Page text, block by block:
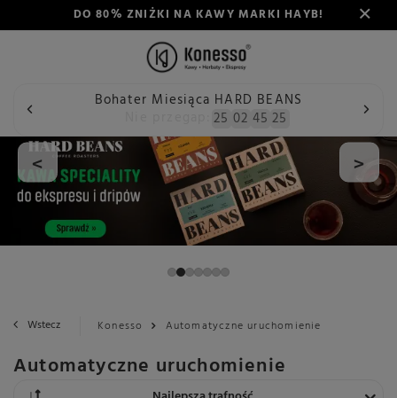
DO 80% ZNIŻKI NA KAWY MARKI HAYB!
Bohater Miesiąca HARD BEANS
25 02 45 24
< >
Wstecz Konesso Automatyczne uruchomienie
Automatyczne uruchomienie